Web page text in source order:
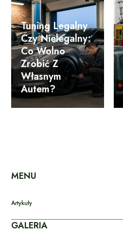
Tuning Legalny
Czy Nielegalny:
Co Wolno
Zrobić Z
Własnym
Autem?
MENU
Artykuły
GALERIA